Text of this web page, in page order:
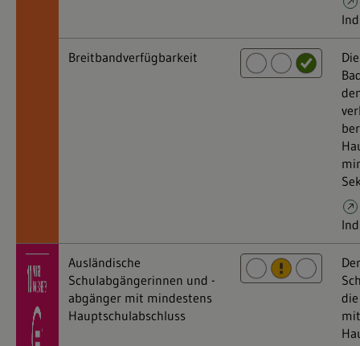
Breitbandverfügbarkeit
Ausländische
Schulabgängerinnen und -
abgänger mit mindestens
Hauptschulabschluss